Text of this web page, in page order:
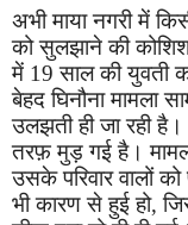
अभी माया नगरी में
को सुलझाने की कोशिश
में 19 साल की युवती
बेहद घिनौना मामला
उलझती ही जा रही
तरफ़ मुड़ गई है।
उसके परिवार वालों
भी कारण से हुई हो,